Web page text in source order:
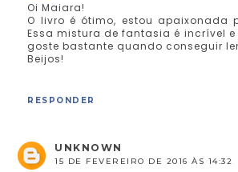
Oi Maiara!
O livro é ótimo, estou apaixonada
Essa mistura de fantasia é incrível e
goste bastante quando conseguir
Beijos!
RESPONDER
UNKNOWN
15 DE FEVEREIRO DE 2016 ÀS 14:32